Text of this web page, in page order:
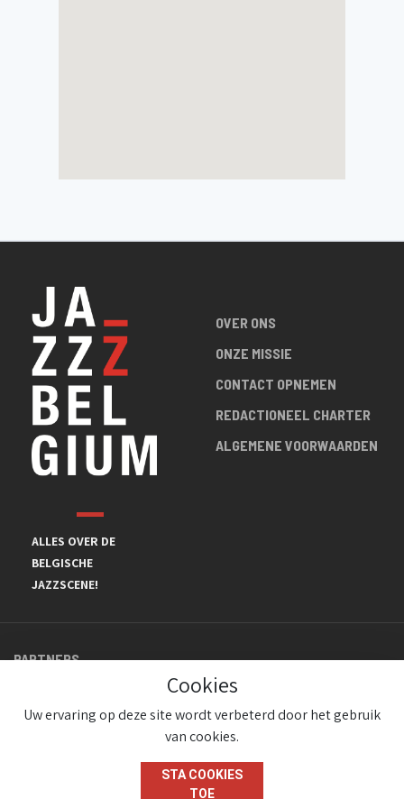
ALLES OVER DE
BELGISCHE
JAZZSCENE!
OVER ONS
ONZE MISSIE
CONTACT OPNEMEN
REDACTIONEEL CHARTER
ALGEMENE VOORWAARDEN
PARTNERS
Cookies
Uw ervaring op deze site wordt verbeterd door het gebruik
van cookies.
STA COOKIES
TOE